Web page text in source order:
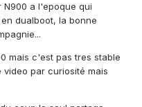
N900 a l'epoque qui
dualboot, la bonne
mais c'est pas tres stable
par curiosité mais